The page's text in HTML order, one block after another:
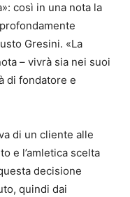
così in una nota la
Gresini. «La
– vivrà sia nei suoi
di fondatore e
di un cliente alle
e l’amletica scelta
decisione
quindi dai